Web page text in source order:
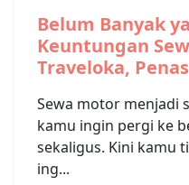
Belum Banyak
Keuntungan
Traveloka,
Sewa motor menjadi
kamu ingin pergi ke
sekaligus. Kini kamu
ing...